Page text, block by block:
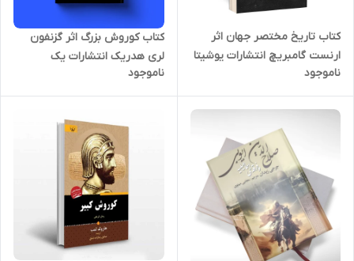
کتاب تاریخ مختصر جهان اثر
ارنست گامبریچ انتشارات یوشیتا
ناموجود
کتاب کوروش بزرگ اثر گزنفون
لری هدریک انتشارات یک
ناموجود